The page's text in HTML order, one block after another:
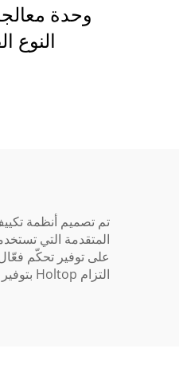
وحدة
النوع
على توفير تحكّم
التزام Holtop بتوفير بيئات مريحة وهادئة ليشمل جميع منتجاتها، ما يضمن للعملاء الاستفادة من مزايا أنظمة تكييف الهواء الفعّالة دون أية سلبيات.